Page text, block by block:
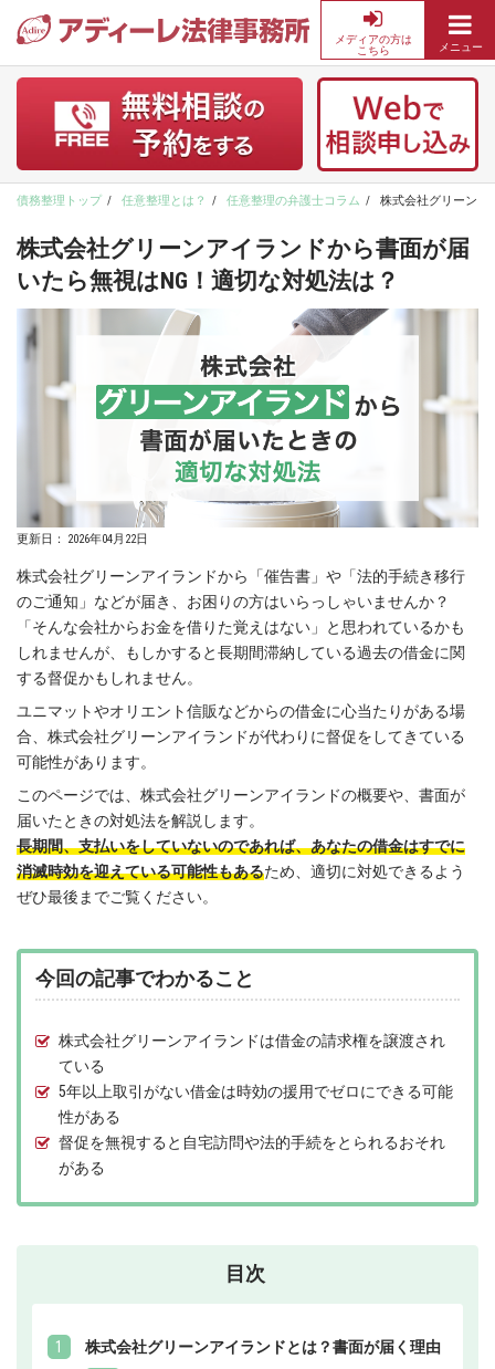
務
金
返
済
の
無
料
相
談
ー
レ
律
所
メディアの方は
こちら
メニュー
債務整理トップ 任意整理とは？ 任意整理の弁護士コラム 株式会社グリーンア
株式会社グリーンアイランドから書面が届
いたら無視はNG！適切な対処法は？
更新日： 2026年04月22日
株式会社グリーンアイランドから「催告書」や「法的手続き移行
のご通知」などが届き、お困りの方はいらっしゃいませんか？
「そんな会社からお金を借りた覚えはない」と思われているかも
しれませんが、もしかすると長期間滞納している過去の借金に関
する督促かもしれません。
ユニマットやオリエント信販などからの借金に心当たりがある場
合、株式会社グリーンアイランドが代わりに督促をしてきている
可能性があります。
このページでは、株式会社グリーンアイランドの概要や、書面が
届いたときの対処法を解説します。
長期間、支払いをしていないのであれば、あなたの借金はすでに
消滅時効を迎えている可能性もあるため、適切に対処できるよう
ぜひ最後までご覧ください。
今回の記事でわかること
株式会社グリーンアイランドは借金の請求権を譲渡され
ている
5年以上取引がない借金は時効の援用でゼロにできる可能
性がある
督促を無視すると自宅訪問や法的手続をとられるおそれ
がある
目次
株式会社グリーンアイランドとは？書面が届く理由